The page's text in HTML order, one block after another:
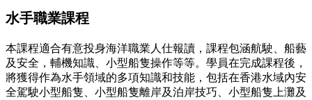
水手職業課程
本課程適合有意投身海洋職業人仕報讀，課程包涵航駛、船藝
及安全，輔機知識、小型船隻操作等等。學員在完成課程後，
將獲得作為水手領域的多項知識和技能，包括在香港水域內安
全駕駛小型船隻、小型船隻離岸及泊岸技巧、小型船隻上灘及